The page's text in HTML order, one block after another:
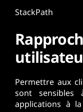
StackPath
Permettre aux
sont sensibles
applications à